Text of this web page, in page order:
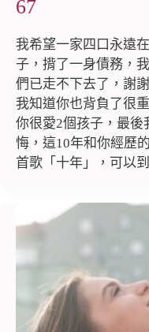
67
我希望一家四口永遠
子，揹了一身債務，
們已走不下去了，謝
我知道你也背負了很
你很愛2個孩子，最後
悔，這10年和你經歷
首歌「十年」，可以